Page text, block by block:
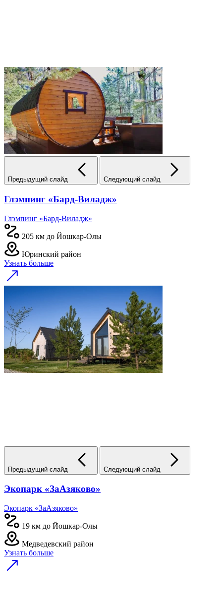
Предыдущий слайд Следующий слайд
Глэмпинг «Бард-Виладж»
Глэмпинг «Бард-Виладж»
205 км до Йошкар-Олы
Юринский район
Узнать больше
Предыдущий слайд Следующий слайд
Экопарк «ЗаАзяково»
Экопарк «ЗаАзяково»
19 км до Йошкар-Олы
Медведевский район
Узнать больше